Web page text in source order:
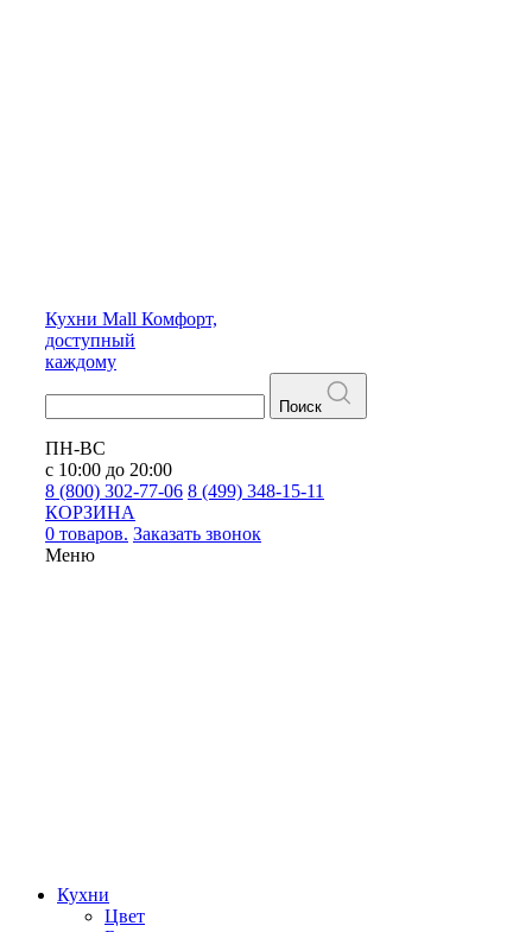
Кухни Mall Комфорт,
доступный
каждому
Поиск
ПН-ВС
с 10:00 до 20:00
8 (800) 302-77-06 8 (499) 348-15-11
КОРЗИНА
0 товаров. Заказать звонок
Меню
Кухни
Цвет